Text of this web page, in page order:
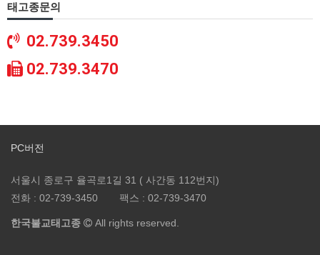
태고종문의
02.739.3450
02.739.3470
PC버전
서울시 종로구 율곡로1길 31 ( 사간동 112번지)
전화 : 02-739-3450 팩스 : 02-739-3470
한국불교태고종 All rights reserved.